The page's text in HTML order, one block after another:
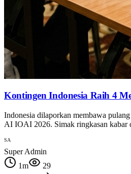
Kontingen Indonesia Raih 4
Indonesia dilaporkan membawa
AI IOAI 2026. Simak ringkasan kabar
SA
Super Admin
1m
29